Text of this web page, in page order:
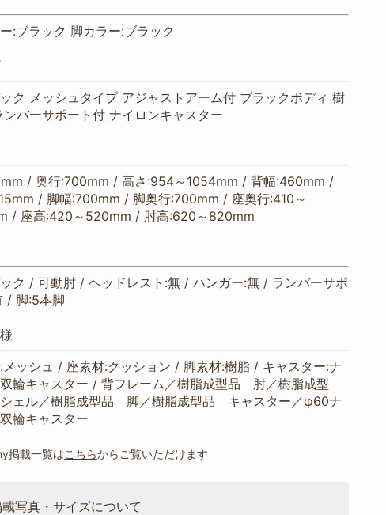
:ブラック 脚カラー:ブラック
ク メッシュタイプ アジャストアーム付 ブラックボディ 樹
ンバーサポート付 ナイロンキャスター
/ 奥行:700mm / 高さ:954～1054mm / 背幅:460mm /
/ 脚幅:700mm / 脚奥行:700mm / 座奥行:410～
/ 座高:420～520mm / 肘高:620～820mm
ク / 可動肘 / ヘッドレスト:無 / ハンガー:無 / ランバーサポ
/ 脚:5本脚
メッシュ / 座素材:クッション / 脚素材:樹脂 / キャスター:ナ
輪キャスター / 背フレーム／樹脂成型品 肘／樹脂成型
ェル／樹脂成型品 脚／樹脂成型品 キャスター／φ60ナ
輪キャスター
掲載一覧はこちらからご覧いただけます
写真・サイズについて